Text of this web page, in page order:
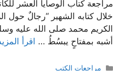
مراجعة كتاب الوصايا العشر
خلال كتابه الشهير “رجالٌ
الكريم محمد صلى الله عليه
أشبه بمفتاحٍ يبسُطُ …
اقرأ
التصنيفات
مراجعات الكتب